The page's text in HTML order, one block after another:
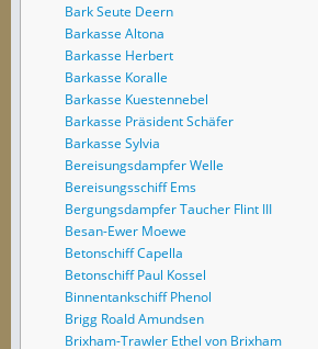
Bark Seute Deern
Barkasse Altona
Barkasse Herbert
Barkasse Koralle
Barkasse Kuestennebel
Barkasse Präsident Schäfer
Barkasse Sylvia
Bereisungsdampfer Welle
Bereisungsschiff Ems
Bergungsdampfer Taucher Flint III
Besan-Ewer Moewe
Betonschiff Capella
Betonschiff Paul Kossel
Binnentankschiff Phenol
Brigg Roald Amundsen
Brixham-Trawler Ethel von Brixham